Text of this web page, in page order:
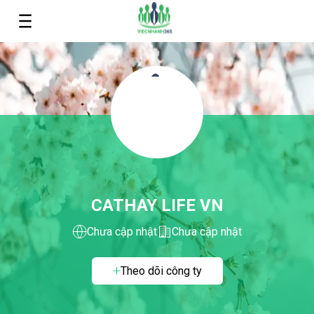
CATHAY LIFE VN
Chưa cập nhật Chưa cập nhật
Theo dõi công ty